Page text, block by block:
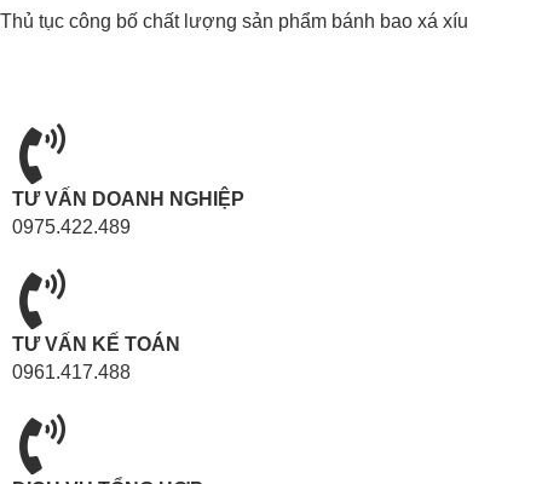
Thủ tục công bố chất lượng sản phẩm bánh bao xá xíu
TƯ VẤN DOANH NGHIỆP
0975.422.489
TƯ VẤN KẾ TOÁN
0961.417.488